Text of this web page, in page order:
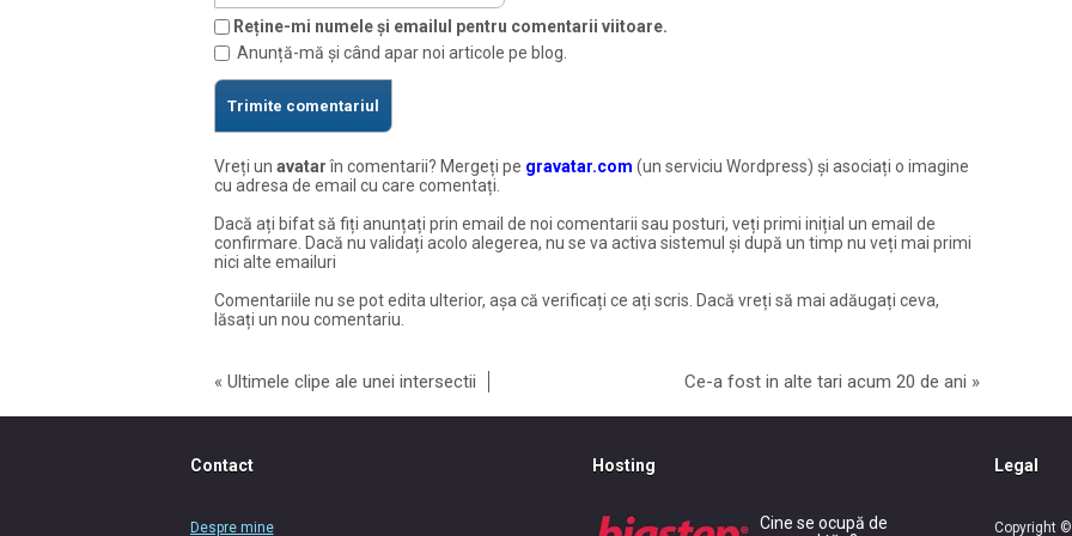
Reține-mi numele și emailul pentru comentarii viitoare.
Anunță-mă și când apar noi articole pe blog.
Vreți un avatarîn comentarii? Mergeți pe gravatar.com (un serviciu Wordpress) și asociați o imagine
cu adresa de email cu care comentați.
Dacă ați bifat să fiți anunțați prin email de noi comentarii sau posturi, veți primi inițial un email de
confirmare. Dacă nu validați acolo alegerea, nu se va activa sistemul și după un timp nu veți mai primi
nici alte emailuri
Comentariile nu se pot edita ulterior, așa că verificați ce ați scris. Dacă vreți să mai adăugați ceva,
lăsați un nou comentariu.
« Ultimele clipe ale unei intersectii Ce-a fost in alte tari acum 20 de ani »
Contact
Despre mine
Hosting
Cine se ocupă de
Legal
Copyright